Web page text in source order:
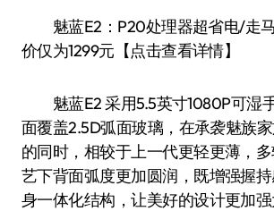
魅蓝E2：P20处理器超省电/走马
价仅为1299元【点击查看详情】
魅蓝E2 采用5.5英寸1080P可湿
面覆盖2.5D弧面玻璃，在承袭魅族
的同时，相较于上一代更轻更薄，
艺下背面弧度更加圆润，既增强握
身一体化结构，让美好的设计更加强